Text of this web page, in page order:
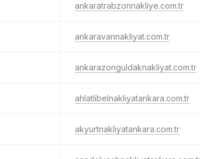
ankaratrabzonnakliye.com.tr
ankaravannakliyat.com.tr
ankarazonguldaknakliyat.com.tr
ahlatlibelnakliyatankara.com.tr
akyurtnakliyatankara.com.tr